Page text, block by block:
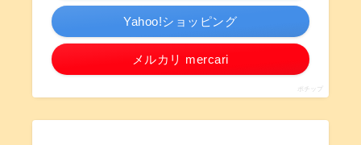
Yahoo!ショッピング
メルカリ mercari
ポチップ